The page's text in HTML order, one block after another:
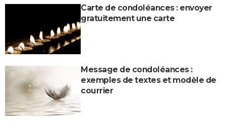
Carte de condoléances : envoyer
gratuitement une carte
Message de condoléances :
exemples de textes et modèle de
courrier